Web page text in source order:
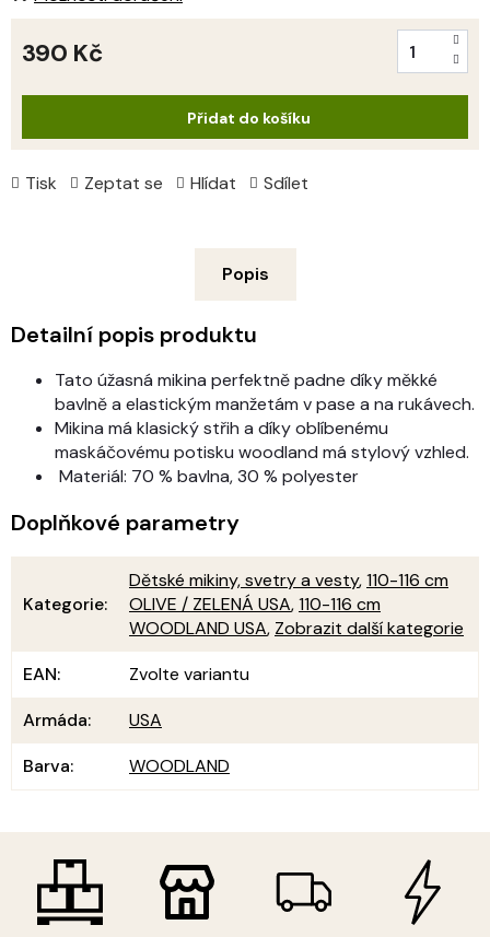
Tisk Zeptat se Hlídat Sdílet
390 Kč
Přidat do košíku
Popis
Detailní popis produktu
Tato úžasná mikina perfektně padne díky měkké
bavlně a elastickým manžetám v pase a na rukávech.
Mikina má klasický střih a díky oblíbenému
maskáčovému potisku woodland má stylový vzhled.
Materiál: 70 % bavlna, 30 % polyester
Doplňkové parametry
Kategorie:
Dětské mikiny, svetry a vesty,110-116 cm
OLIVE / ZELENÁ USA,110-116 cm
WOODLAND USA, Zobrazit další kategorie
EAN:
Zvolte variantu
Armáda:
USA
Barva: WOODLAND